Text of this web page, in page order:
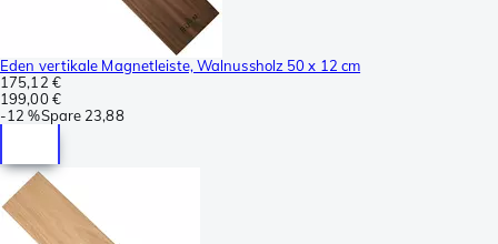
Eden vertikale Magnetleiste, Walnussholz 50 x 12 cm
175,12 €
199,00 €
-12 %Spare 23,88